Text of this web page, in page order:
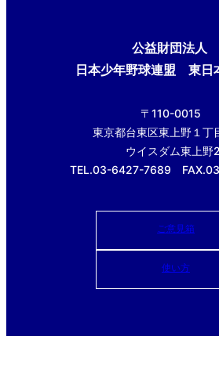
公益財団法人
日本少年野球連盟 東日
〒110-0015
東京都台東区東上野１
ウイスダム東上野
TEL.03-6427-7689
ご意見箱
使い方